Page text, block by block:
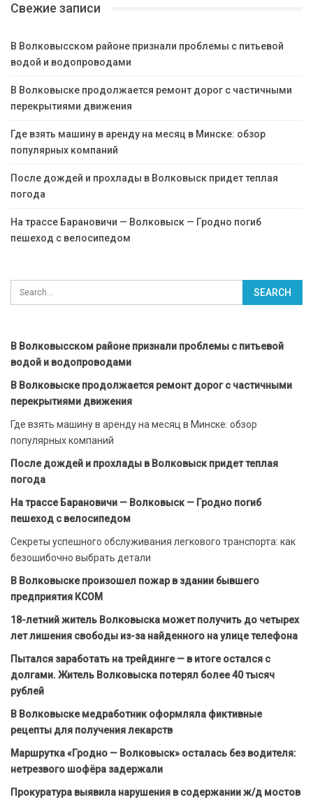
Свежие записи
В Волковысском районе признали проблемы с питьевой
водой и водопроводами
В Волковыске продолжается ремонт дорог с частичными
перекрытиями движения
Где взять машину в аренду на месяц в Минске: обзор
популярных компаний
После дождей и прохлады в Волковыск придет теплая
погода
На трассе Барановичи — Волковыск — Гродно погиб
пешеход с велосипедом
В Волковысском районе признали проблемы с питьевой
водой и водопроводами
В Волковыске продолжается ремонт дорог с частичными
перекрытиями движения
Где взять машину в аренду на месяц в Минске: обзор
популярных компаний
После дождей и прохлады в Волковыск придет теплая
погода
На трассе Барановичи — Волковыск — Гродно погиб
пешеход с велосипедом
Секреты успешного обслуживания легкового транспорта: как
безошибочно выбрать детали
В Волковыске произошел пожар в здании бывшего
предприятия КСОМ
18-летний житель Волковыска может получить до четырех
лет лишения свободы из-за найденного на улице телефона
Пытался заработать на трейдинге — в итоге остался с
долгами. Житель Волковыска потерял более 40 тысяч
рублей
В Волковыске медработник оформляла фиктивные
рецепты для получения лекарств
Маршрутка «Гродно — Волковыск» осталась без водителя:
нетрезвого шофёра задержали
Прокуратура выявила нарушения в содержании ж/д мостов